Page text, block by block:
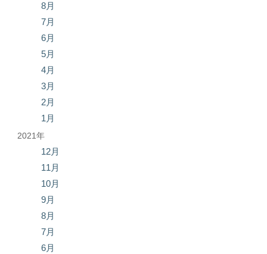
8月
7月
6月
5月
4月
3月
2月
1月
2021年
12月
11月
10月
9月
8月
7月
6月